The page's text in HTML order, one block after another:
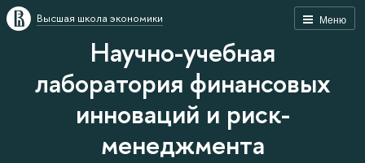
Меню
Высшая школа экономики
Научно-учебная
лаборатория финансовых
инноваций и риск-
менеджмента